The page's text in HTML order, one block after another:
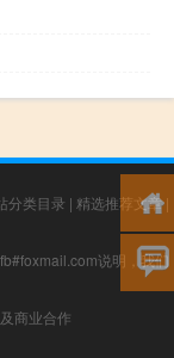
分类目录 | 精选推荐文章|
说明，我们
商业合作